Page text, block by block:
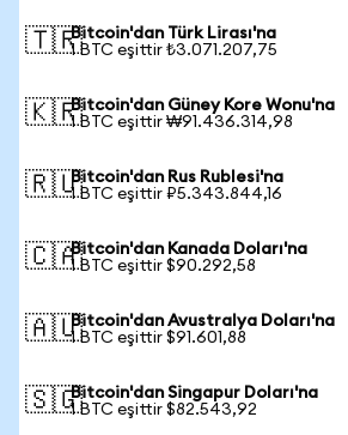
🇹🇷Bitcoin'dan Türk Lirası'na
1 BTC eşittir ₺3.071.207,75
🇰🇷Bitcoin'dan Güney Kore Wonu'na
1 BTC eşittir ₩91.436.314,98
🇷🇺Bitcoin'dan Rus Rublesi'na
1 BTC eşittir ₽5.343.844,16
🇨🇦Bitcoin'dan Kanada Doları'na
1 BTC eşittir $90.292,58
🇦🇺Bitcoin'dan Avustralya Doları'na
1 BTC eşittir $91.601,88
🇸🇬Bitcoin'dan Singapur Doları'na
1 BTC eşittir $82.543,92